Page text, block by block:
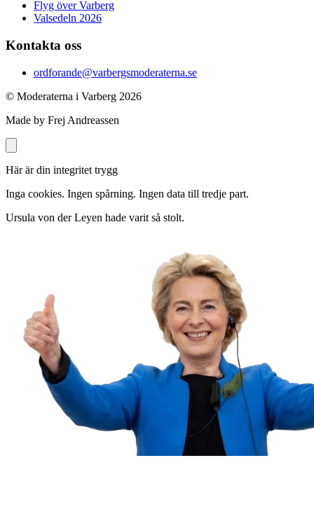
Flyg över Varberg
Valsedeln 2026
Kontakta oss
ordforande@varbergsmoderaterna.se
© Moderaterna i Varberg 2026
Made by Frej Andreassen
Här är din integritet trygg
Inga cookies. Ingen spårning. Ingen data till tredje part.
Ursula von der Leyen hade varit så stolt.